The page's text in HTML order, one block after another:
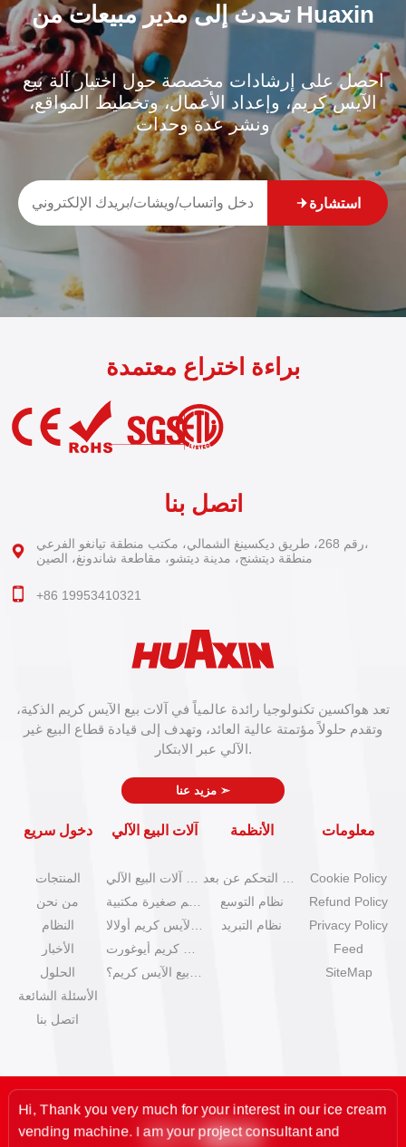
تحدث إلى مدير مبيعات من Huaxin
احصل على إرشادات مخصصة حول اختيار آلة بيع
الآيس كريم، وإعداد الأعمال، وتخطيط المواقع،
ونشر عدة وحدات
استشارة
تعد هواكسين تكنولوجيا رائدة عالمياً في آلات بيع الآيس كريم الذكية،
وتقدم حلولاً مؤتمتة عالية العائد، وتهدف إلى قيادة قطاع البيع غير
الآلي عبر الابتكار.
➣
دخول سريع
المنتجات
من نحن
النظام
الأخبار
الحلول
الأسئلة الشائعة
اتصل بنا
آلات البيع الآلي الأنظمة
نظام التوسع
نظام التبريد
معلومات
Cookie Policy
Refund Policy
Privacy Policy
Feed
SiteMap
براءة اختراع معتمدة
اتصل بنا
رقم 268، طريق ديكسينغ الشمالي، مكتب منطقة تيانغو الفرعي،
منطقة ديتشنج، مدينة ديتشو، مقاطعة شاندونغ، الصين
+86 19953410321
Hi, Thank you very much for your interest in our ice cream
vending machine. I am your project consultant and